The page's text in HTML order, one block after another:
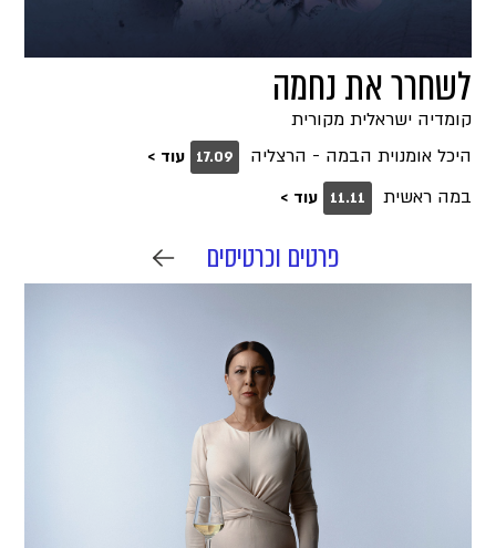
לשחרר את נחמה
קומדיה ישראלית מקורית
היכל אומנוית הבמה - הרצליה
17.09 עוד >
במה ראשית 11.11 עוד >
פרטים וכרטיסים